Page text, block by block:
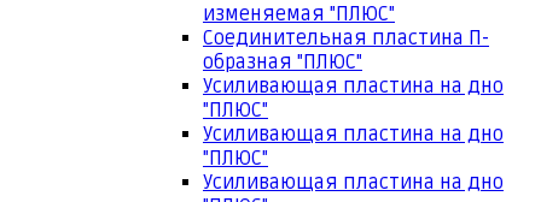
изменяемая "ПЛЮС"
Соединительная пластина П-
образная "ПЛЮС"
Усиливающая пластина на дно
"ПЛЮС"
Усиливающая пластина на дно
"ПЛЮС"
Усиливающая пластина на дно